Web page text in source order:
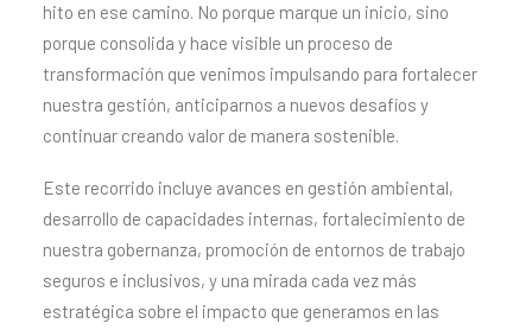
hito en ese camino. No porque marque un inicio, sino
porque consolida y hace visible un proceso de
transformación que venimos impulsando para fortalecer
nuestra gestión, anticiparnos a nuevos desafíos y
continuar creando valor de manera sostenible.
Este recorrido incluye avances en gestión ambiental,
desarrollo de capacidades internas, fortalecimiento de
nuestra gobernanza, promoción de entornos de trabajo
seguros e inclusivos, y una mirada cada vez más
estratégica sobre el impacto que generamos en las